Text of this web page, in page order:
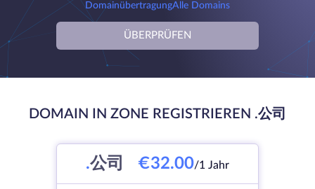
DomainübertragungAlle Domains
ÜBERPRÜFEN
DOMAIN IN ZONE REGISTRIEREN .公司
.公司 €32.00/1 Jahr